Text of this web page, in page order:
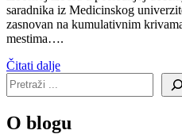
saradnika iz Medicinskog
zasnovan na kumulativnim
mestima….
Čitati dalje
O blogu